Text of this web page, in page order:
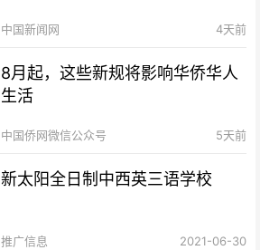
中国新闻网 4天前
8月起，这些新规将影响华侨华人
生活
中国侨网微信公众号 5天前
新太阳全日制中西英三语学校
推广信息 2021-06-30